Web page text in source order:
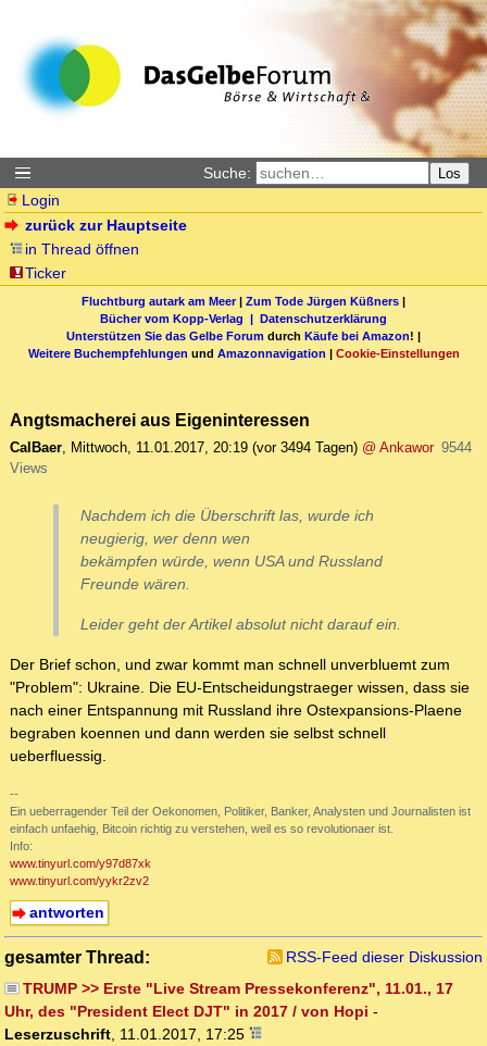
Suche: Los
Login
zurück zur Hauptseite
in Thread öffnen
Ticker
Fluchtburg autark am Meer| Zum Tode Jürgen Küßners |
Bücher vom Kopp-Verlag | Datenschutzerklärung
Unterstützen Sie das Gelbe Forum durch Käufe bei Amazon! |
Weitere Buchempfehlungen und Amazonnavigation | Cookie-Einstellungen
Angtsmacherei aus Eigeninteressen
CalBaer, Mittwoch, 11.01.2017, 20:19 (vor 3494 Tagen) @ Ankawor 9544
Views
Nachdem ich die Überschrift las, wurde ich
neugierig, wer denn wen
bekämpfen würde, wenn USA und Russland
Freunde wären.
Leider geht der Artikel absolut nicht darauf ein.
Der Brief schon, und zwar kommt man schnell unverbluemt zum
"Problem": Ukraine. Die EU-Entscheidungstraeger wissen, dass sie
nach einer Entspannung mit Russland ihre Ostexpansions-Plaene
begraben koennen und dann werden sie selbst schnell
ueberfluessig.
--
Ein ueberragender Teil der Oekonomen, Politiker, Banker, Analysten und Journalisten ist
einfach unfaehig, Bitcoin richtig zu verstehen, weil es so revolutionaer ist.
Info:
www.tinyurl.com/y97d87xk
www.tinyurl.com/yykr2zv2
antworten
gesamter Thread:
RSS-Feed dieser Diskussion
TRUMP >> Erste "Live Stream Pressekonferenz", 11.01., 17
Uhr, des "President Elect DJT" in 2017 / von Hopi -
Leserzuschrift, 11.01.2017, 17:25